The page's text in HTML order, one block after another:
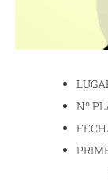
Nº